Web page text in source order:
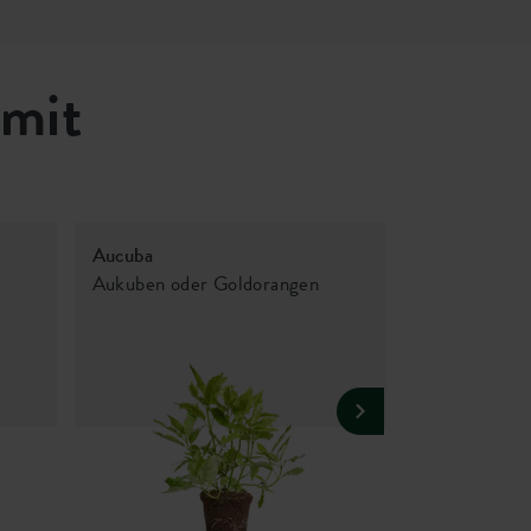
Aucuba
Aukuben oder Goldorangen